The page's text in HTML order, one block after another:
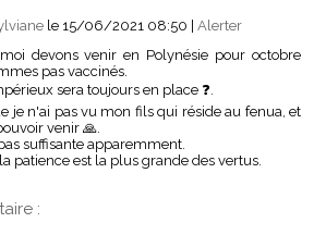
le 15/06/2021 08:50
Alerter
devons venir en Polynésie pour octobre
pas vaccinés.
sera toujours en place ❓.
je n'ai pas vu mon fils qui réside au fenua, et
venir 🙏.
suffisante apparemment.
patience est la plus grande des vertus.
: